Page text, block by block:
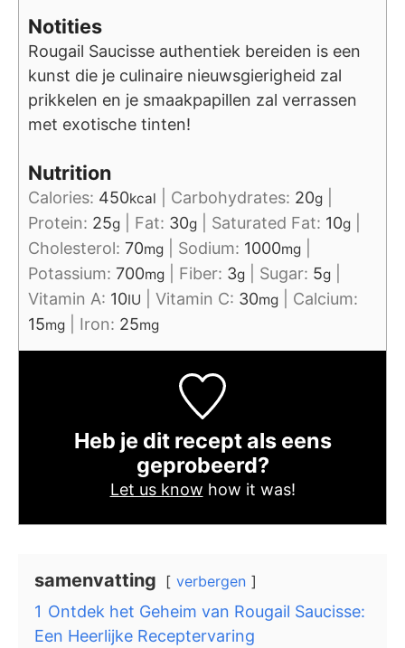
Notities
Rougail Saucisse authentiek bereiden is een
kunst die je culinaire nieuwsgierigheid zal
prikkelen en je smaakpapillen zal verrassen
met exotische tinten!
Nutrition
Calories: 450kcal Carbohydrates: 20g
Protein: 25g Fat: 30g Saturated Fat: 10g
Cholesterol: 70mg Sodium: 1000mg
Potassium: 700mg Fiber: 3g Sugar: 5g
Vitamin A: 10IU Vitamin C: 30mg
Calcium:
15mg Iron: 25mg
Heb je dit recept als eens
geprobeerd?
Let us know how it was!
samenvatting verbergen
1 Ontdek het Geheim van Rougail Saucisse:
Een Heerlijke Receptervaring